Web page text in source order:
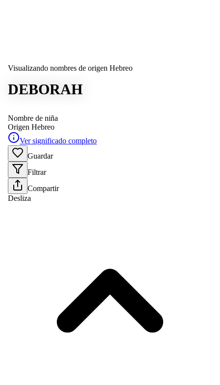
Visualizando nombres de origen Hebreo
DEBORAH
Nombre de niña
Origen Hebreo
Ver significado completo
Guardar
Filtrar
Compartir
Desliza